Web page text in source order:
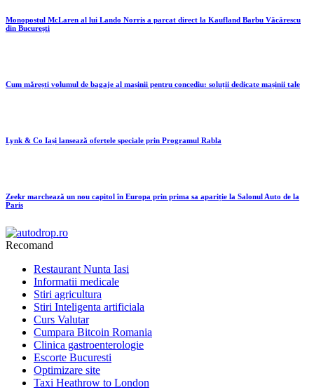
Monopostul McLaren al lui Lando Norris a parcat direct la Kaufland Barbu Văcărescu
din București
Cum mărești volumul de bagaje al mașinii pentru concediu: soluții dedicate mașinii tale
Lynk & Co Iași lansează ofertele speciale prin Programul Rabla
Zeekr marchează un nou capitol în Europa prin prima sa apariție la Salonul Auto de la
Paris
Recomand
Restaurant Nunta Iasi
Informatii medicale
Stiri agricultura
Stiri Inteligenta artificiala
Curs Valutar
Cumpara Bitcoin Romania
Clinica gastroenterologie
Escorte Bucuresti
Optimizare site
Taxi Heathrow to London